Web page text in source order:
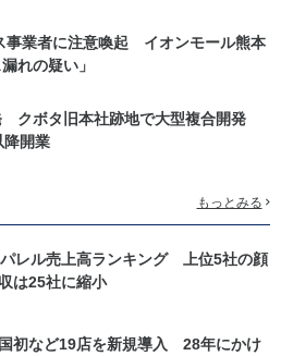
事業者に注意喚起 イオンモール熊本
れの疑い」
クボタ旧本社跡地で大型複合開発
降開業
もっとみる
レル売上高ランキング 上位5社の顔
は25社に縮小
初など19店を新規導入 28年にかけ